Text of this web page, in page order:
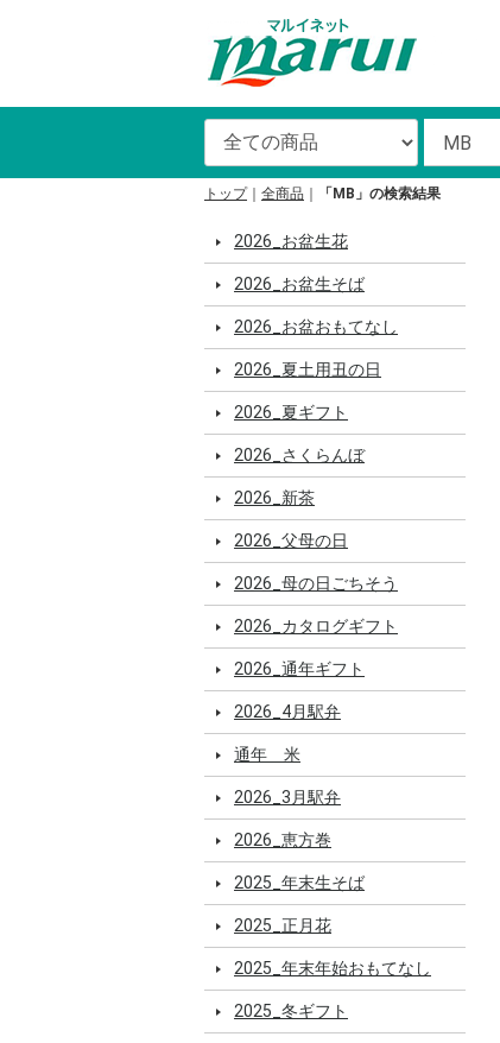
トップ 全商品 「MB」の検索結果
2026_お盆生花
2026_お盆生そば
2026_お盆おもてなし
2026_夏土用丑の日
2026_夏ギフト
2026_さくらんぼ
2026_新茶
2026_父母の日
2026_母の日ごちそう
2026_カタログギフト
2026_通年ギフト
2026_4月駅弁
通年 米
2026_3月駅弁
2026_恵方巻
2025_年末生そば
2025_正月花
2025_年末年始おもてなし
2025_冬ギフト